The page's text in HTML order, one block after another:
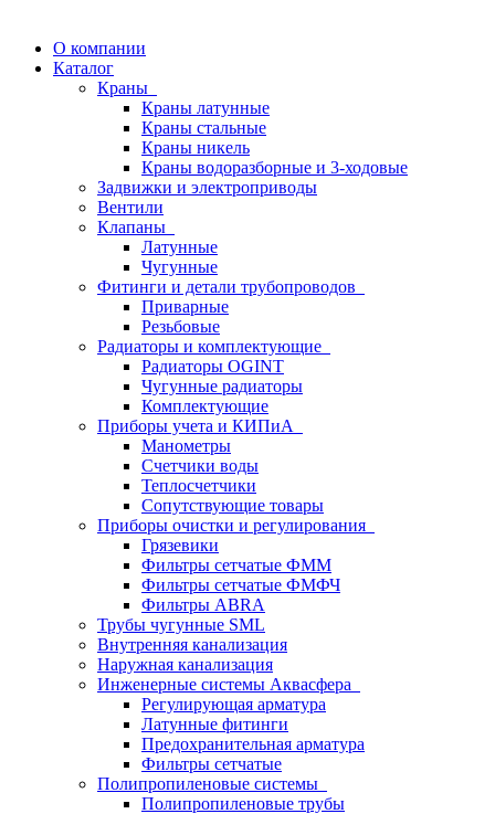
О компании
Каталог
Краны
Краны латунные
Краны стальные
Краны никель
Краны водоразборные и 3-ходовые
Задвижки и электроприводы
Вентили
Клапаны
Латунные
Чугунные
Фитинги и детали трубопроводов
Приварные
Резьбовые
Радиаторы и комплектующие
Радиаторы OGINT
Чугунные радиаторы
Комплектующие
Приборы учета и КИПиА
Манометры
Счетчики воды
Теплосчетчики
Сопутствующие товары
Приборы очистки и регулирования
Грязевики
Фильтры сетчатые ФММ
Фильтры сетчатые ФМФЧ
Фильтры ABRA
Трубы чугунные SML
Внутренняя канализация
Наружная канализация
Инженерные системы Аквасфера
Регулирующая арматура
Латунные фитинги
Предохранительная арматура
Фильтры сетчатые
Полипропиленовые системы
Полипропиленовые трубы